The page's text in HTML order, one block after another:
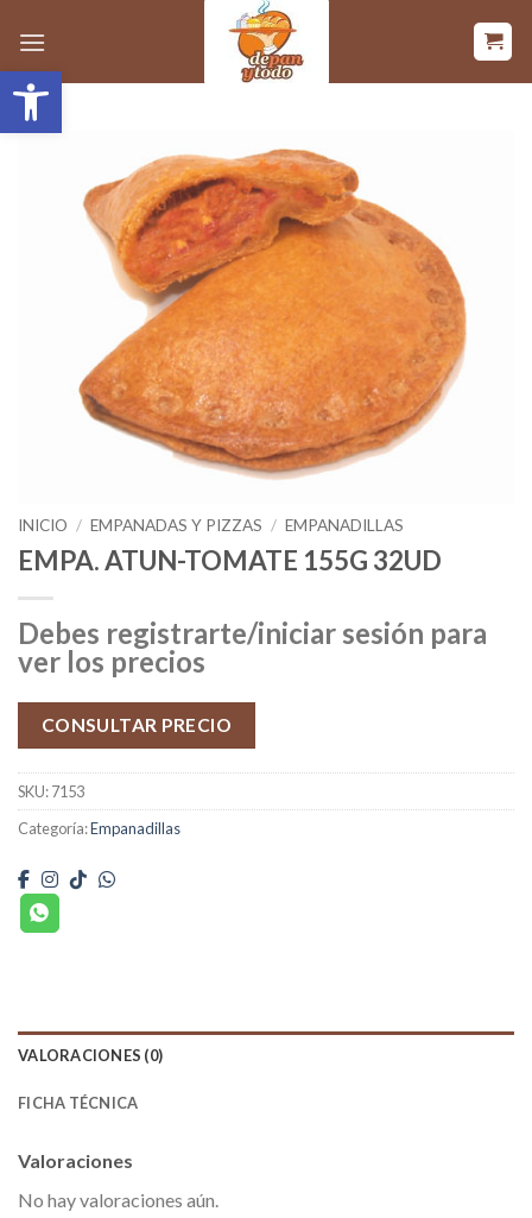
Abrir barra de herramientas
contenido
INICIO / EMPANADAS Y PIZZAS / EMPANADILLAS
EMPA. ATUN-TOMATE 155G 32UD
Debes registrarte/iniciar sesión para
ver los precios
CONSULTAR PRECIO
SKU:7153
Categoría:Empanadillas
VALORACIONES (0)
FICHA TÉCNICA
Valoraciones
No hay valoraciones aún.